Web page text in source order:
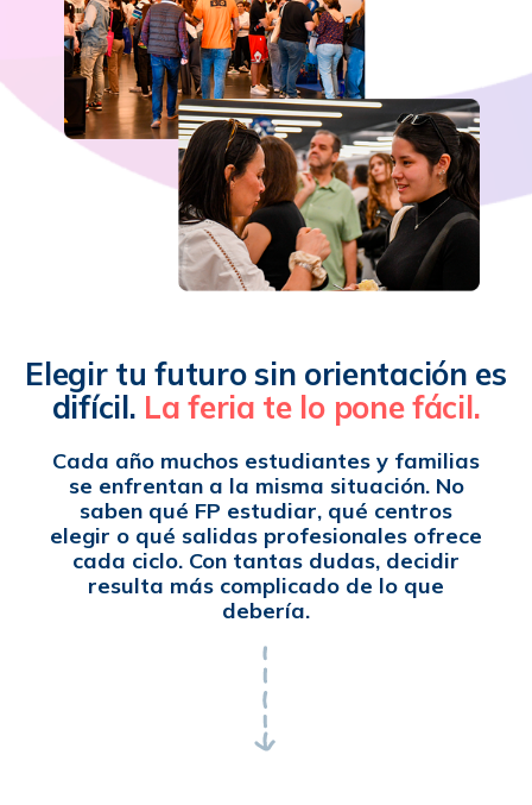
Elegir tu futuro sin orientación es
difícil. La feria te lo pone fácil.
Cada año muchos estudiantes y familias
se enfrentan a la misma situación. No
saben qué FP estudiar, qué centros
elegir o qué salidas profesionales ofrece
cada ciclo. Con tantas dudas, decidir
resulta más complicado de lo que
debería.